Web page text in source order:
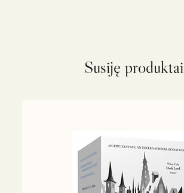
Susiję produktai